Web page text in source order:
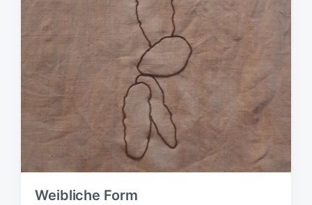
Weibliche Form